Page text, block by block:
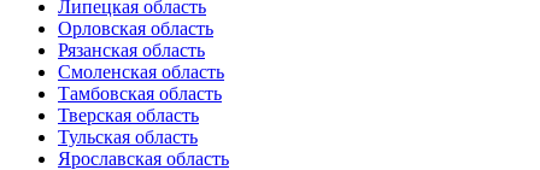
Липецкая область
Орловская область
Рязанская область
Смоленская область
Тамбовская область
Тверская область
Тульская область
Ярославская область